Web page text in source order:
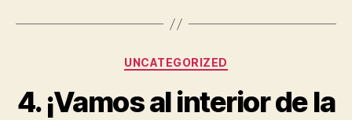
Categorías
UNCATEGORIZED
4. ¡Vamos al interior de la